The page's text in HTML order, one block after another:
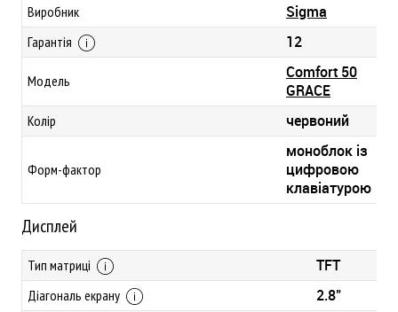
Виробник Sigma
Гарантія 12
Модель
Comfort 50
GRACE
Колір червоний
Форм-фактор
моноблок із
цифровою
клавіатурою
Дисплей
Тип матриці TFT
Діагональ екрану 2.8"